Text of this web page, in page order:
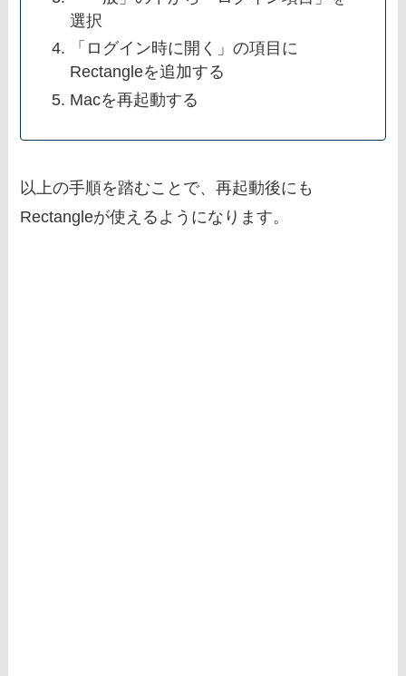
選択
「ログイン時に開く」の項目に
Rectangleを追加する
Macを再起動する
以上の手順を踏むことで、再起動後にも
Rectangleが使えるようになります。